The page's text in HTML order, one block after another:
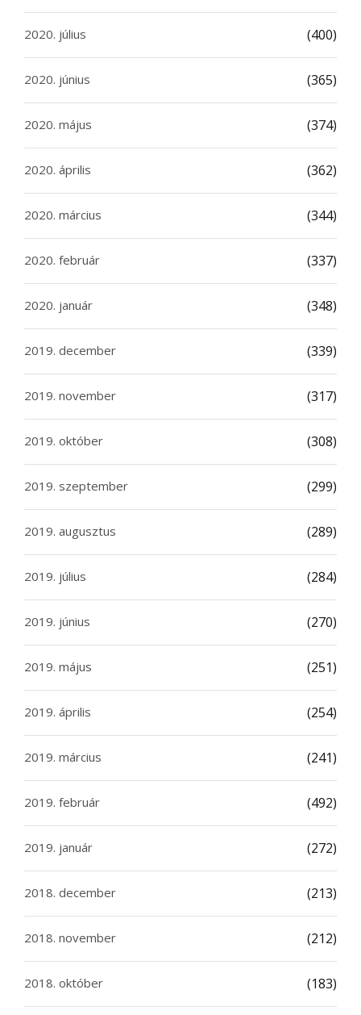
2020. július (400)
2020. június (365)
2020. május (374)
2020. április (362)
2020. március (344)
2020. február (337)
2020. január (348)
2019. december (339)
2019. november (317)
2019. október (308)
2019. szeptember (299)
2019. augusztus (289)
2019. július (284)
2019. június (270)
2019. május (251)
2019. április (254)
2019. március (241)
2019. február (492)
2019. január (272)
2018. december (213)
2018. november (212)
2018. október (183)